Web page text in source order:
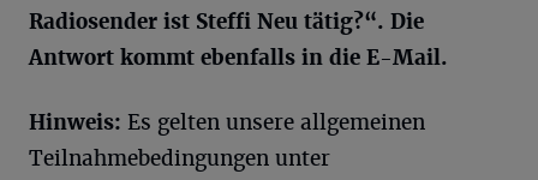
Radiosender ist Steffi Neu tätig?“. Die
Antwort kommt ebenfalls in die E-Mail.
Hinweis: Es gelten unsere allgemeinen
Teilnahmebedingungen unter